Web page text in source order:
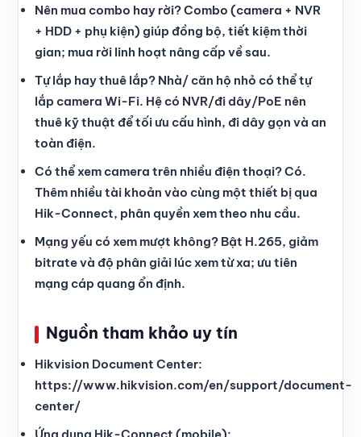
Nên mua combo hay rời? Combo (camera + NVR
+ HDD + phụ kiện) giúp đồng bộ, tiết kiệm thời
gian; mua rời linh hoạt nâng cấp về sau.
Tự lắp hay thuê lắp? Nhà/ căn hộ nhỏ có thể tự
lắp camera Wi-Fi. Hệ có NVR/đi dây/PoE nên
thuê kỹ thuật để tối ưu cấu hình, đi dây gọn và an
toàn điện.
Có thể xem camera trên nhiều điện thoại? Có.
Thêm nhiều tài khoản vào cùng một thiết bị qua
Hik-Connect, phân quyền xem theo nhu cầu.
Mạng yếu có xem mượt không? Bật H.265, giảm
bitrate và độ phân giải lúc xem từ xa; ưu tiên
mạng cáp quang ổn định.
Nguồn tham khảo uy tín
Hikvision Document Center:
https://www.hikvision.com/en/support/document-
center/